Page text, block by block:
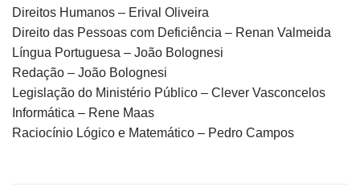
Direitos Humanos – Erival Oliveira
Direito das Pessoas com Deficiência – Renan Valmeida
Língua Portuguesa – João Bolognesi
Redação – João Bolognesi
Legislação do Ministério Público – Clever Vasconcelos
Informática – Rene Maas
Raciocínio Lógico e Matemático – Pedro Campos